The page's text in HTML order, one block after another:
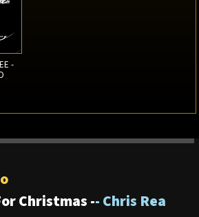
-
Christmas -- Chris Rea